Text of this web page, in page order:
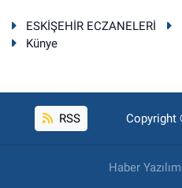
ESKİŞEHİR ECZANELERİ
Künye
RSS Copyright
Haber